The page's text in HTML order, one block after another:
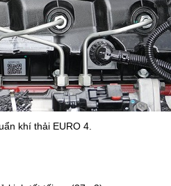
khí thải EURO 4.